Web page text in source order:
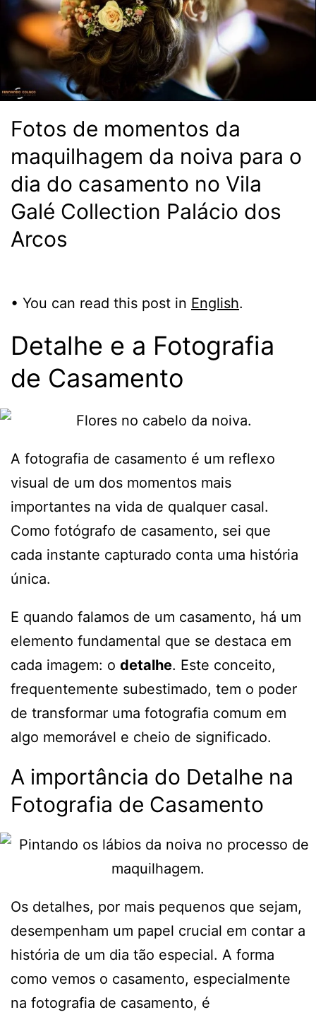
Fotos de momentos da
maquilhagem da noiva para o
dia do casamento no Vila
Galé Collection Palácio dos
Arcos
• You can read this post in English.
Detalhe e a Fotografia
de Casamento
A fotografia de casamento é um reflexo
visual de um dos momentos mais
importantes na vida de qualquer casal.
Como fotógrafo de casamento, sei que
cada instante capturado conta uma história
única.
E quando falamos de um casamento, há um
elemento fundamental que se destaca em
cada imagem: o detalhe. Este conceito,
frequentemente subestimado, tem o poder
de transformar uma fotografia comum em
algo memorável e cheio de significado.
A importância do Detalhe na
Fotografia de Casamento
Os detalhes, por mais pequenos que sejam,
desempenham um papel crucial em contar a
história de um dia tão especial. A forma
como vemos o casamento, especialmente
na fotografia de casamento, é